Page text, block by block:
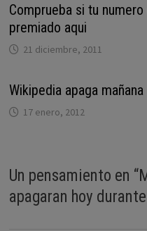
Comprueba si tu
premiado aqui
21 diciembre, 2011
Wikipedia apaga mañana
17 enero, 2012
Un pensamiento en “
apagaran hoy